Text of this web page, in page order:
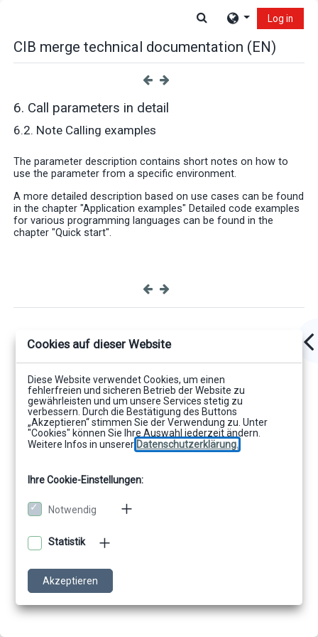
Toggle search input
Log in
CIB merge technical documentation (EN)
6. Call parameters in detail
6.2. Note Calling examples
The parameter description contains short notes on how to
use the parameter from a specific environment.
A more detailed description based on use cases can be found
in the chapter "Application examples" Detailed code examples
for various programming languages can be found in the
chapter "Quick start".
Cookies auf dieser Website
Diese Website verwendet Cookies, um einen
fehlerfreien und sicheren Betrieb der Website zu
gewährleisten und um unsere Services stetig zu
verbessern. Durch die Bestätigung des Buttons
„Akzeptieren“ stimmen Sie der Verwendung zu. Unter
"Cookies" können Sie Ihre Auswahl jederzeit ändern.
Weitere Infos in unserer Datenschutzerklärung.
Ihre Cookie-Einstellungen:
Notwendig
Statistik
Akzeptieren